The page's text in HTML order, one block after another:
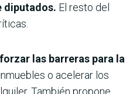
diputados. El resto del
las barreras para la
o acelerar los
También propone